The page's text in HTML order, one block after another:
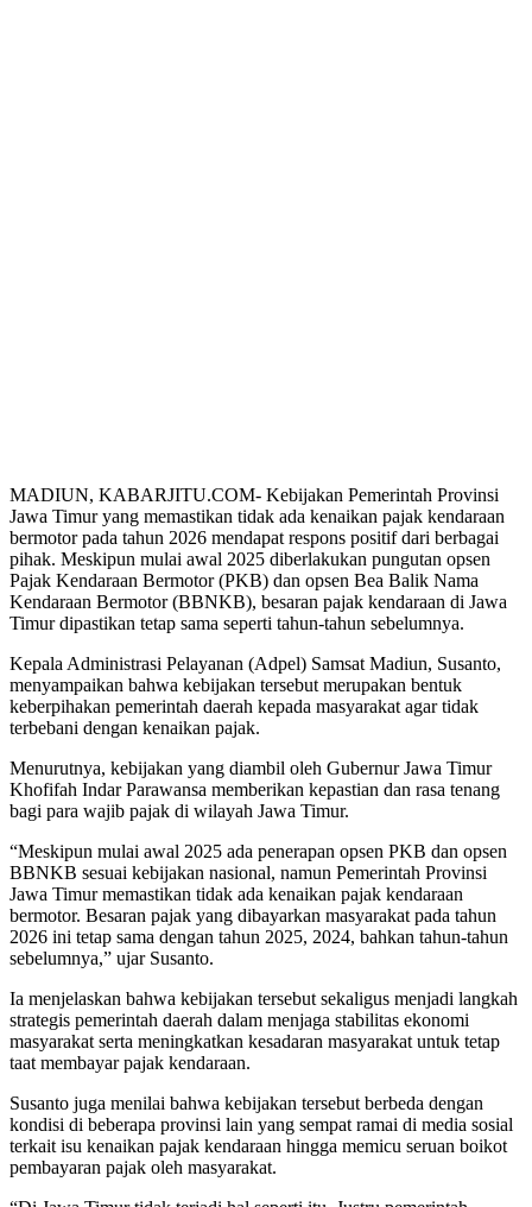
MADIUN, KABARJITU.COM- Kebijakan Pemerintah Provinsi
Jawa Timur yang memastikan tidak ada kenaikan pajak kendaraan
bermotor pada tahun 2026 mendapat respons positif dari berbagai
pihak. Meskipun mulai awal 2025 diberlakukan pungutan opsen
Pajak Kendaraan Bermotor (PKB) dan opsen Bea Balik Nama
Kendaraan Bermotor (BBNKB), besaran pajak kendaraan di Jawa
Timur dipastikan tetap sama seperti tahun-tahun sebelumnya.
Kepala Administrasi Pelayanan (Adpel) Samsat Madiun, Susanto,
menyampaikan bahwa kebijakan tersebut merupakan bentuk
keberpihakan pemerintah daerah kepada masyarakat agar tidak
terbebani dengan kenaikan pajak.
Menurutnya, kebijakan yang diambil oleh Gubernur Jawa Timur
Khofifah Indar Parawansa memberikan kepastian dan rasa tenang
bagi para wajib pajak di wilayah Jawa Timur.
“Meskipun mulai awal 2025 ada penerapan opsen PKB dan opsen
BBNKB sesuai kebijakan nasional, namun Pemerintah Provinsi
Jawa Timur memastikan tidak ada kenaikan pajak kendaraan
bermotor. Besaran pajak yang dibayarkan masyarakat pada tahun
2026 ini tetap sama dengan tahun 2025, 2024, bahkan tahun-tahun
sebelumnya,” ujar Susanto.
Ia menjelaskan bahwa kebijakan tersebut sekaligus menjadi langkah
strategis pemerintah daerah dalam menjaga stabilitas ekonomi
masyarakat serta meningkatkan kesadaran masyarakat untuk tetap
taat membayar pajak kendaraan.
Susanto juga menilai bahwa kebijakan tersebut berbeda dengan
kondisi di beberapa provinsi lain yang sempat ramai di media sosial
terkait isu kenaikan pajak kendaraan hingga memicu seruan boikot
pembayaran pajak oleh masyarakat.